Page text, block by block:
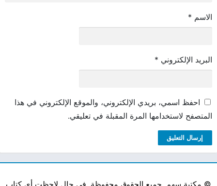
الاسم *
البريد الإلكتروني *
احفظ اسمي، بريدي الإلكتروني، والموقع الإلكتروني في هذا
المتصفح لاستخدامها المرة المقبلة في تعليقي.
© مكتبة سهم. جميع الحقوق محفوظة. في حال لاحظت أي كتاب